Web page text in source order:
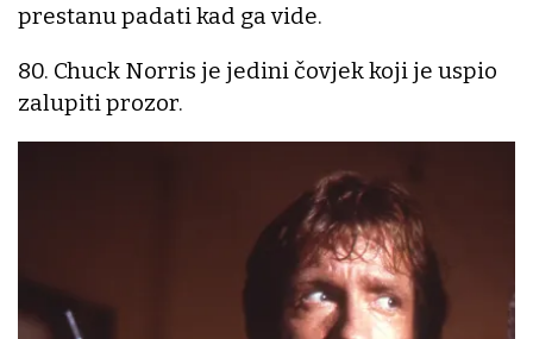
prestanu padati kad ga vide.
80. Chuck Norris je jedini čovjek koji je uspio
zalupiti prozor.